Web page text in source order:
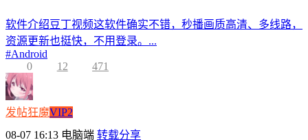
软件介绍豆丁视频这软件确实不错，秒播画质高清、多线路，
资源更新也挺快，不用登录。...
#Android
0
12 471
发帖狂魔VIP2
08-07 16:13 电脑端 转载分享